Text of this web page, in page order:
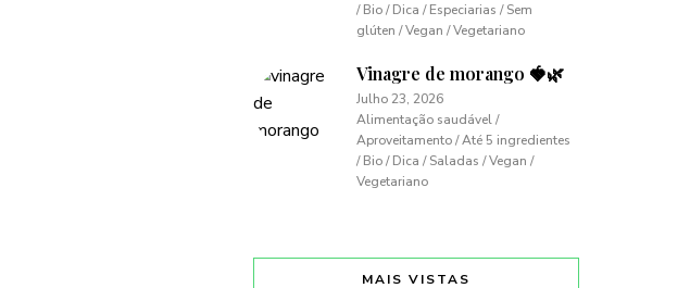
/ Bio / Dica / Especiarias / Sem
glúten / Vegan / Vegetariano
Vinagre de morango 🍓🌿
Julho 23, 2026
Alimentação saudável /
Aproveitamento / Até 5 ingredientes
/ Bio / Dica / Saladas / Vegan /
Vegetariano
MAIS VISTAS